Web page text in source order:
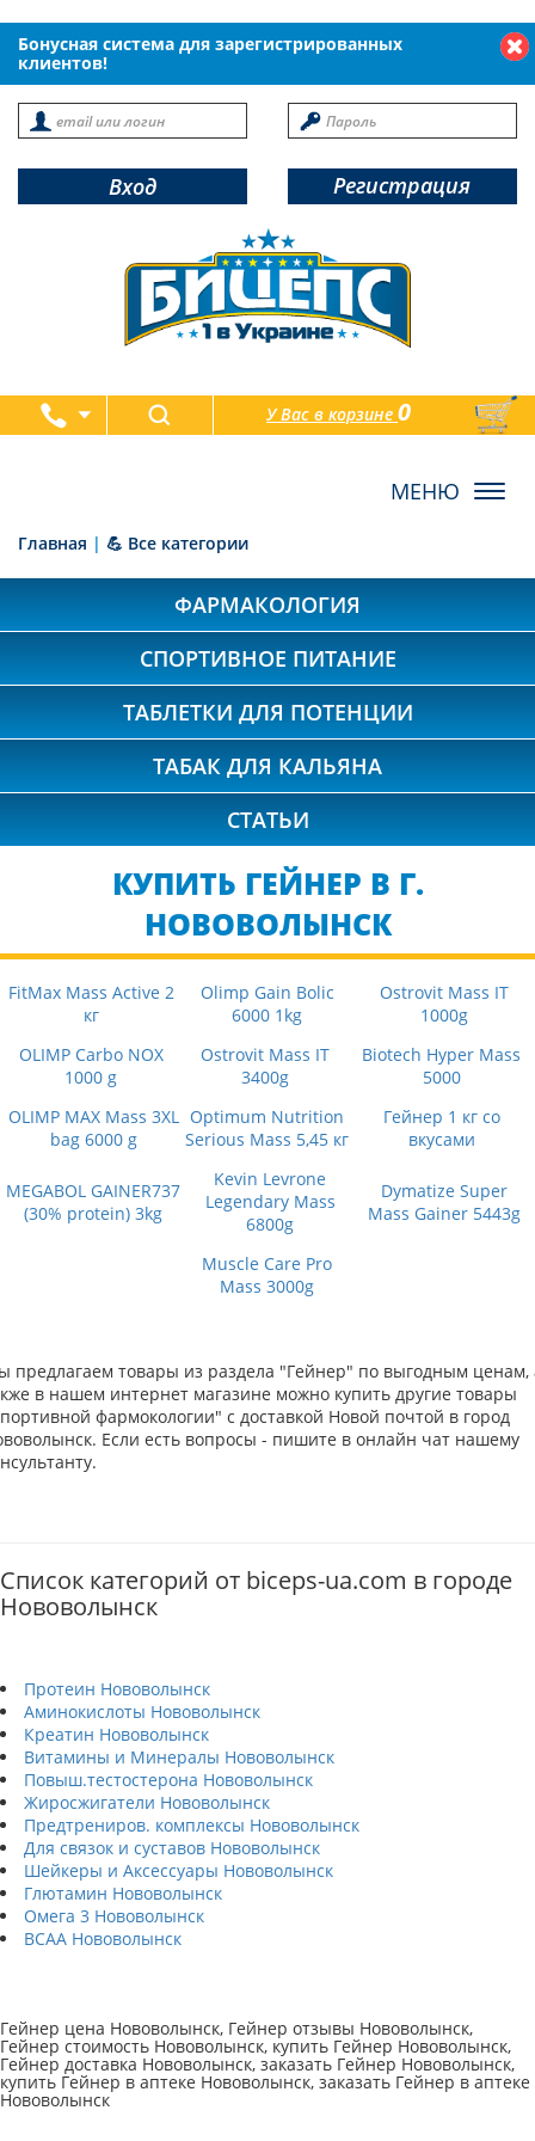
Бонусная система для зарегистрированных
клиентов!
Вход Регистрация
У Вас в корзине0
товаров
Главная | 💪 Все категории
ФАРМАКОЛОГИЯ
СПОРТИВНОЕ ПИТАНИЕ
ТАБЛЕТКИ ДЛЯ ПОТЕНЦИИ
ТАБАК ДЛЯ КАЛЬЯНА
СТАТЬИ
КУПИТЬ ГЕЙНЕР В Г.
НОВОВОЛЫНСК
FitMax Mass Active 2
кг
Olimp Gain Bolic
6000 1kg
Ostrovit Mass IT
1000g
OLIMP Carbo NOX
1000 g
Ostrovit Mass IT
3400g
Biotech Hyper Mass
5000
OLIMP MAX Mass 3XL
bag 6000 g
Optimum Nutrition
Serious Mass 5,45 кг
Гейнер 1 кг со
вкусами
MEGABOL GAINER737
(30% protein) 3kg
Kevin Levrone
Legendary Mass
6800g
Dymatize Super
Mass Gainer 5443g
Muscle Care Pro
Mass 3000g
предлагаем товары из раздела "Гейнер" по выгодным ценам,
в нашем интернет магазине можно купить другие товары
фармокологии" с доставкой Новой почтой в город
Если есть вопросы - пишите в онлайн чат нашему
Список категорий от biceps-ua.com в городе
Нововолынск
Протеин Нововолынск
Аминокислоты Нововолынск
Креатин Нововолынск
Витамины и Минералы Нововолынск
Повыш.тестостерона Нововолынск
Жиросжигатели Нововолынск
Предтрениров. комплексы Нововолынск
Для связок и суставов Нововолынск
Шейкеры и Аксессуары Нововолынск
Глютамин Нововолынск
Омега 3 Нововолынск
BCAA Нововолынск
Гейнер цена Нововолынск, Гейнер отзывы Нововолынск,
Гейнер стоимость Нововолынск, купить Гейнер Нововолынск,
Гейнер доставка Нововолынск, заказать Гейнер Нововолынск,
купить Гейнер в аптеке Нововолынск, заказать Гейнер в аптеке
Нововолынск